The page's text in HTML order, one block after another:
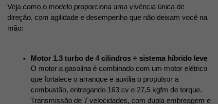
Veja como o modelo proporciona uma vivência única de
direção, com agilidade e desempenho que não deixam você na
mão:
Motor 1.3 turbo de 4 cilindros + sistema híbrido leve
O motor a gasolina é combinado com um motor elétrico
que fortalece o arranque e auxilia o propulsor a
combustão, entregando 163 cv e 27,5 kgfm de torque.
Transmissão de 7 velocidades, com dupla embreagem e